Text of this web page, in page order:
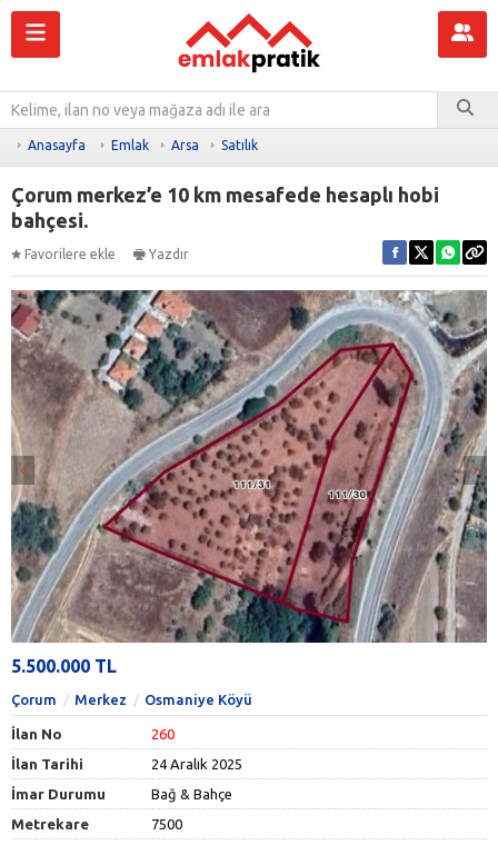
Anasayfa Emlak Arsa Satılık
Çorum merkez’e 10 km mesafede hesaplı hobi
bahçesi.
Favorilere ekle Yazdır
5.500.000 TL
Çorum Merkez Osmaniye Köyü
İlan No
260
İlan Tarihi
24 Aralık 2025
İmar Durumu
Bağ & Bahçe
Metrekare
7500